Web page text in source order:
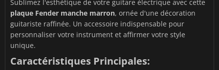
Sublimez l'esthétique de votre guitare électrique avec cette
plaque Fender manche marron, ornée d'une décoration
guitariste raffinée. Un accessoire indispensable pour
personnaliser votre instrument et affirmer votre style
unique.
Caractéristiques Principales: